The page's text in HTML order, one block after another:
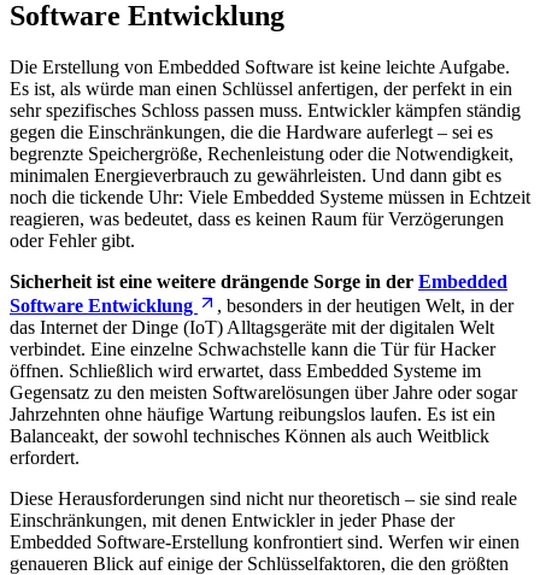
Software Entwicklung
Die Erstellung von Embedded Software ist keine leichte Aufgabe.
Es ist, als würde man einen Schlüssel anfertigen, der perfekt in ein
sehr spezifisches Schloss passen muss. Entwickler kämpfen ständig
gegen die Einschränkungen, die die Hardware auferlegt – sei es
begrenzte Speichergröße, Rechenleistung oder die Notwendigkeit,
minimalen Energieverbrauch zu gewährleisten. Und dann gibt es
noch die tickende Uhr: Viele Embedded Systeme müssen in Echtzeit
reagieren, was bedeutet, dass es keinen Raum für Verzögerungen
oder Fehler gibt.
Sicherheit ist eine weitere drängende Sorge in der Embedded
Software Entwicklung
, besonders in der heutigen Welt, in der
das Internet der Dinge (IoT) Alltagsgeräte mit der digitalen Welt
verbindet. Eine einzelne Schwachstelle kann die Tür für Hacker
öffnen. Schließlich wird erwartet, dass Embedded Systeme im
Gegensatz zu den meisten Softwarelösungen über Jahre oder sogar
Jahrzehnten ohne häufige Wartung reibungslos laufen. Es ist ein
Balanceakt, der sowohl technisches Können als auch Weitblick
erfordert.
Diese Herausforderungen sind nicht nur theoretisch – sie sind reale
Einschränkungen, mit denen Entwickler in jeder Phase der
Embedded Software-Erstellung konfrontiert sind. Werfen wir einen
genaueren Blick auf einige der Schlüsselfaktoren, die den größten